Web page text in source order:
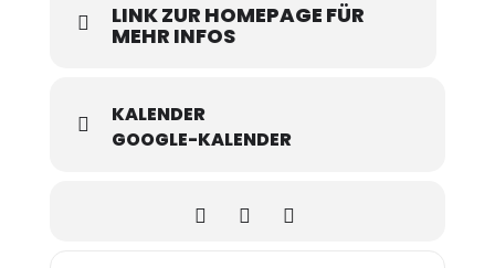
LINK ZUR HOMEPAGE FÜR
MEHR INFOS
KALENDER
GOOGLE-KALENDER